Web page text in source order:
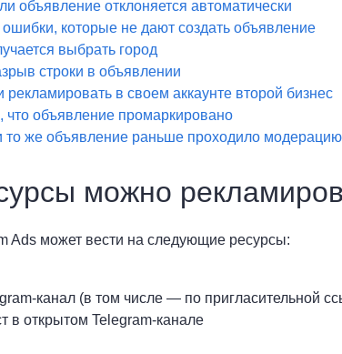
объявление отклоняется автоматически
ошибки, которые не дают создать объявление
выбрать город
строки в объявлении
рекламировать в своем аккаунте второй бизнес
что объявление промаркировано
то же объявление раньше проходило
можно
Ads может вести на следующие ресурсы:
канал (в том числе — по пригласительной
в открытом Telegram-канале